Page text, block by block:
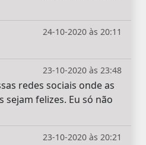
24-10-2020 às 20:11
23-10-2020 às 23:48
redes sociais onde as
felizes. Eu só não
23-10-2020 às 20:21